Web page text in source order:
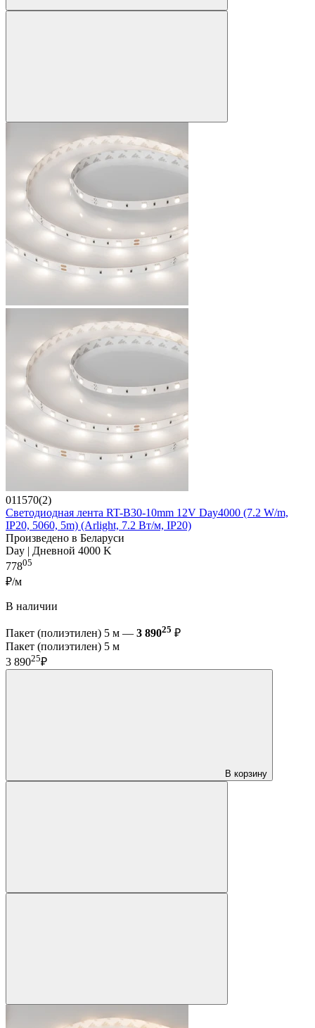
011570(2)
Светодиодная лента RT-B30-10mm 12V Day4000 (7.2 W/m,
IP20, 5060, 5m) (Arlight, 7.2 Вт/м, IP20)
Произведено в Беларуси
Day | Дневной 4000 K
77805
₽/м
В наличии
Пакет (полиэтилен) 5 м — 3 89025 ₽
Пакет (полиэтилен) 5 м
3 89025₽
В корзину